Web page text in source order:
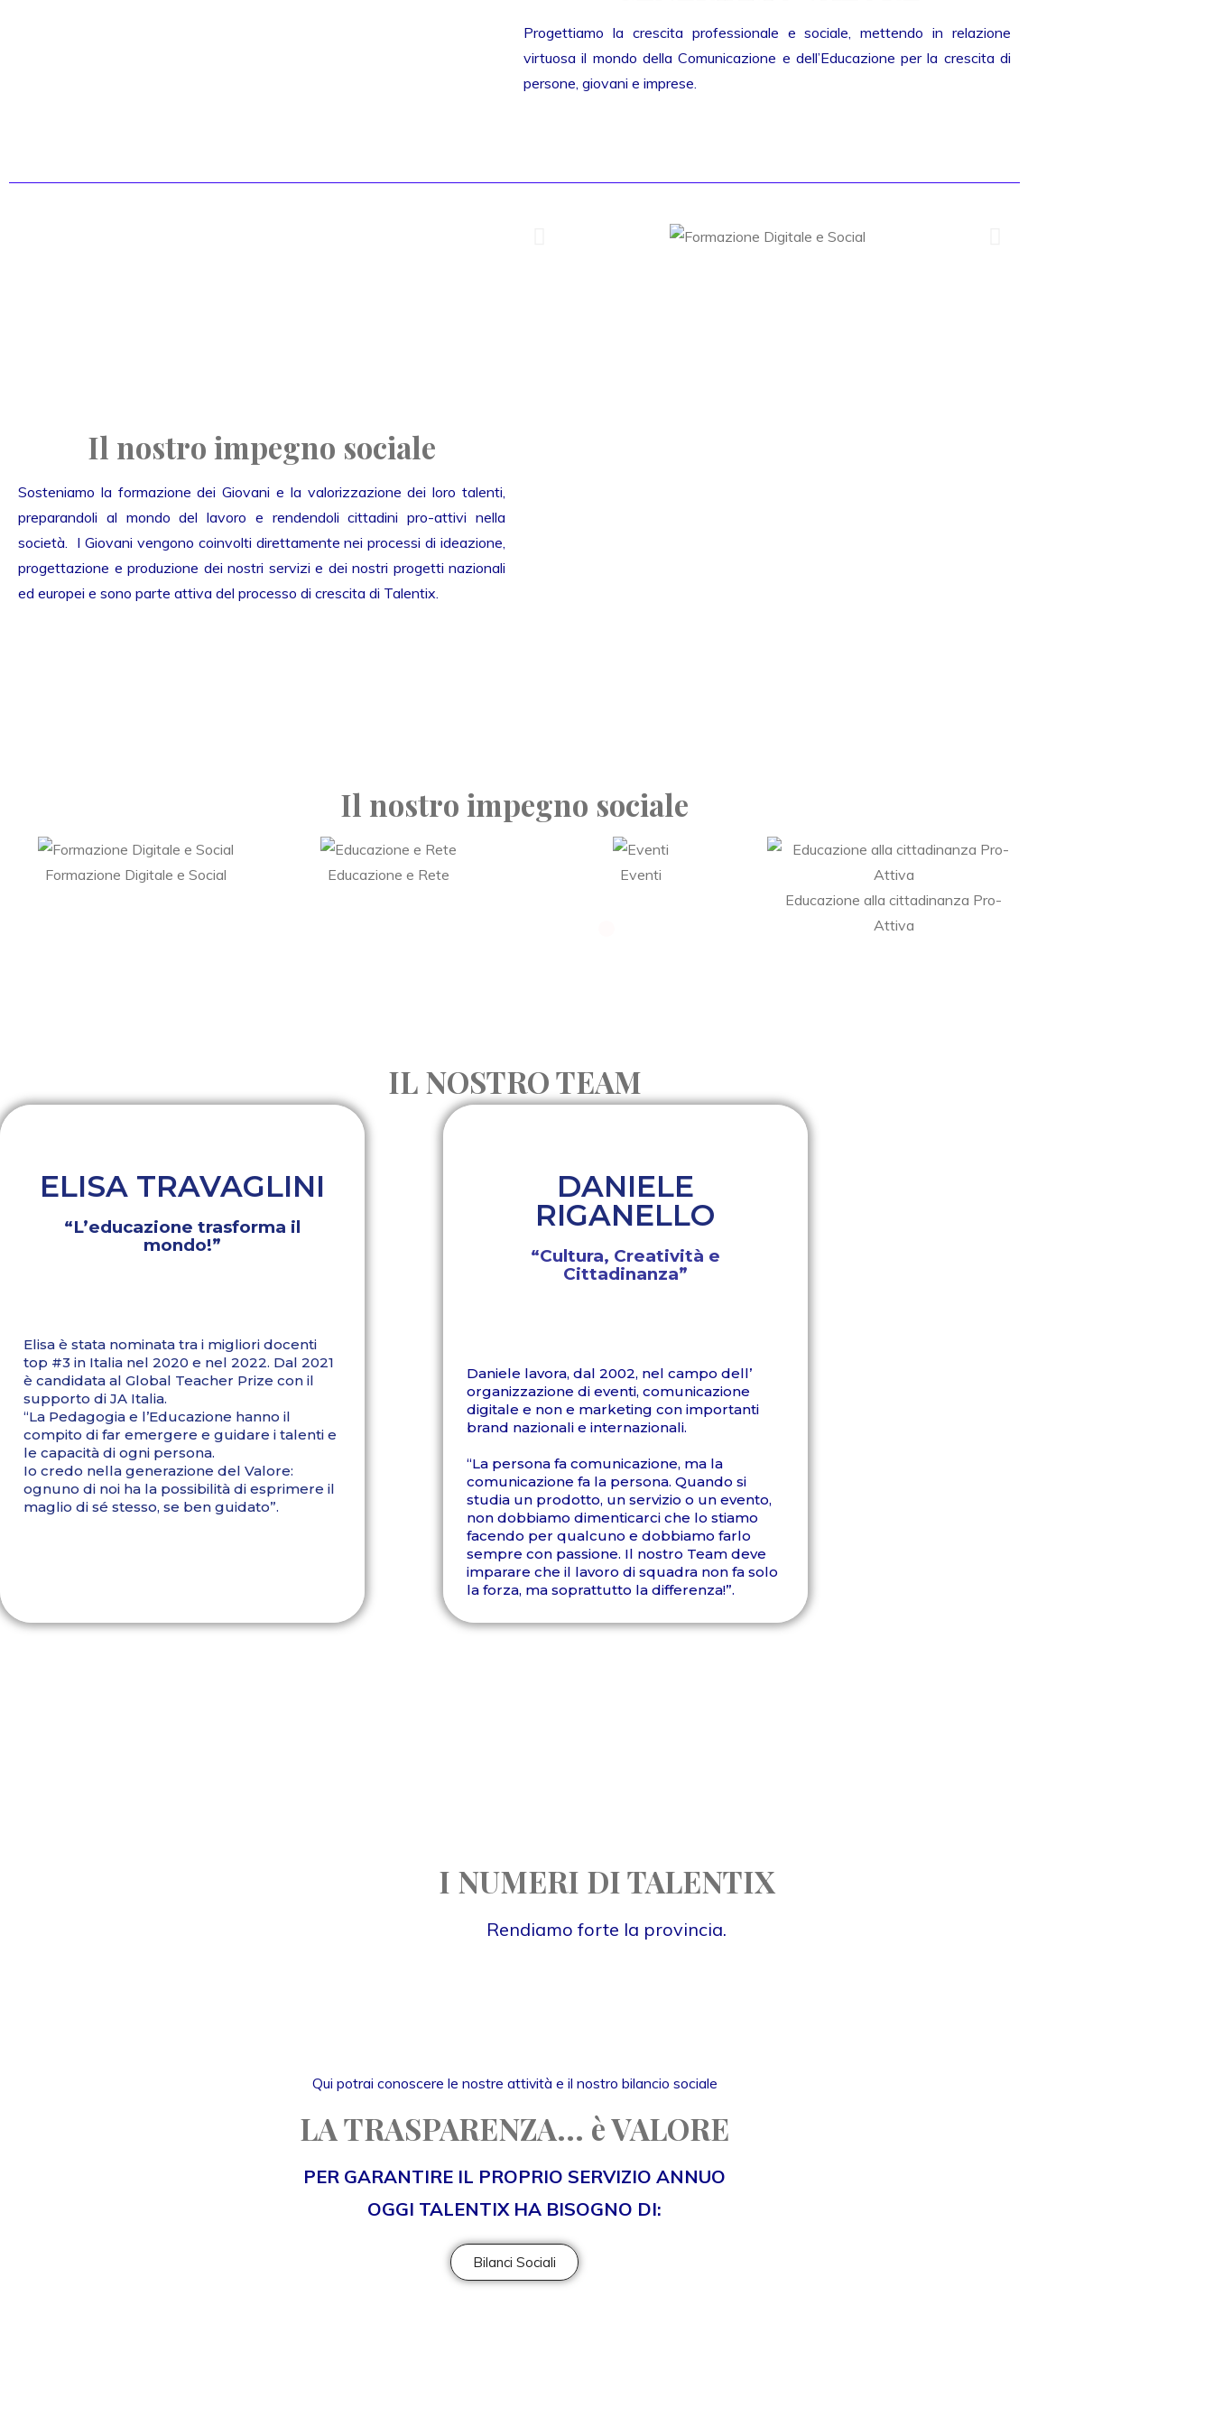
Progettiamo la crescita professionale e sociale, mettendo in relazione
virtuosa il mondo della Comunicazione e dell’Educazione per la crescita di
persone, giovani e imprese.
Il nostro impegno sociale
Sosteniamo la formazione dei Giovani e la valorizzazione dei loro talenti,
preparandoli al mondo del lavoro e rendendoli cittadini pro-attivi nella
società. I Giovani vengono coinvolti direttamente nei processi di ideazione,
progettazione e produzione dei nostri servizi e dei nostri progetti nazionali
ed europei e sono parte attiva del processo di crescita di Talentix.
Il nostro impegno sociale
Formazione Digitale e Social Educazione e Rete
Eventi
Educazione alla cittadinanza Pro-
Attiva
IL NOSTRO TEAM
ELISA TRAVAGLINI
“L’educazione trasforma il
mondo!”
Elisa è stata nominata tra i migliori docenti
top #3 in Italia nel 2020 e nel 2022. Dal 2021
è candidata al Global Teacher Prize con il
supporto di JA Italia.
“La Pedagogia e l’Educazione hanno il
compito di far emergere e guidare i talenti e
le capacità di ogni persona.
Io credo nella generazione del Valore:
ognuno di noi ha la possibilità di esprimere il
maglio di sé stesso, se ben guidato”.
DANIELE
RIGANELLO
“Cultura, Creatività e
Cittadinanza”
Daniele lavora, dal 2002, nel campo dell’
organizzazione di eventi, comunicazione
digitale e non e marketing con importanti
brand nazionali e internazionali.
“La persona fa comunicazione, ma la
comunicazione fa la persona. Quando si
studia un prodotto, un servizio o un evento,
non dobbiamo dimenticarci che lo stiamo
facendo per qualcuno e dobbiamo farlo
sempre con passione. Il nostro Team deve
imparare che il lavoro di squadra non fa solo
la forza, ma soprattutto la differenza!”.
I NUMERI DI TALENTIX
Rendiamo forte la provincia.
Qui potrai conoscere le nostre attività e il nostro bilancio sociale
LA TRASPARENZA... è VALORE
PER GARANTIRE IL PROPRIO SERVIZIO ANNUO
OGGI TALENTIX HA BISOGNO DI:
Bilanci Sociali